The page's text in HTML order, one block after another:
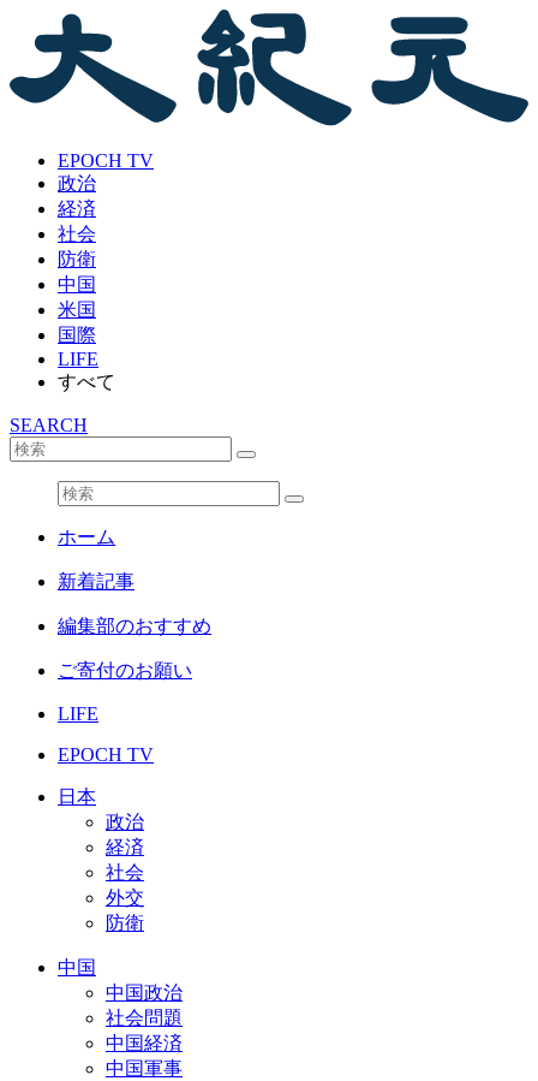
EPOCH TV
政治
経済
社会
防衛
中国
米国
国際
LIFE
すべて
SEARCH
ホーム
新着記事
編集部のおすすめ
ご寄付のお願い
LIFE
EPOCH TV
日本
政治
経済
社会
外交
防衛
中国
中国政治
社会問題
中国経済
中国軍事